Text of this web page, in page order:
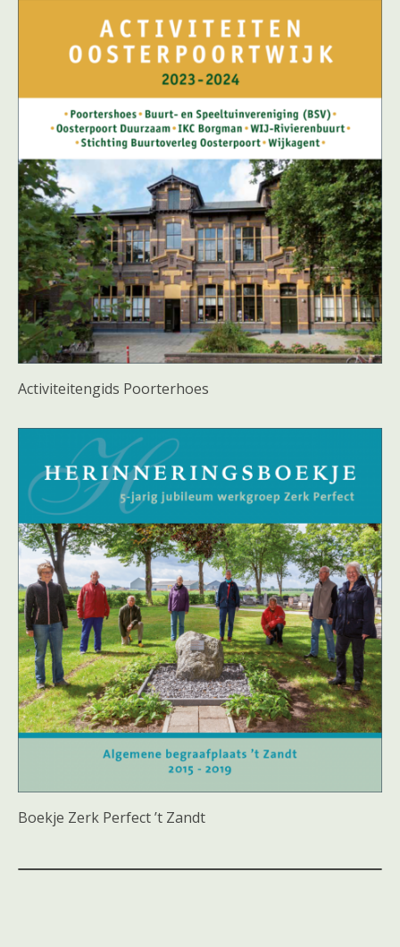
Activiteitengids Poorterhoes
Boekje Zerk Perfect ’t Zandt